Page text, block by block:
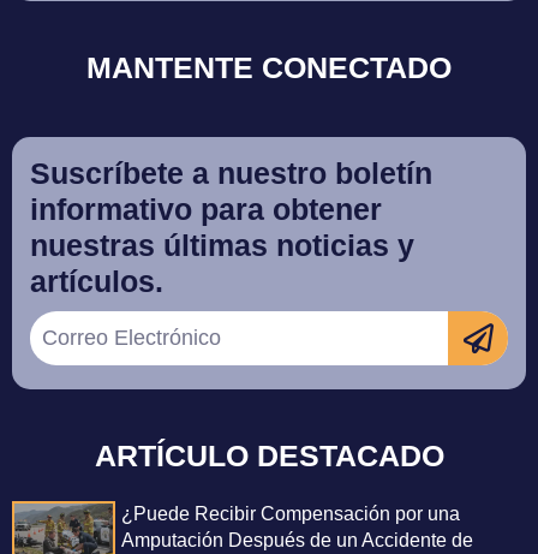
MANTENTE CONECTADO
Suscríbete a nuestro boletín
informativo para obtener
nuestras últimas noticias y
artículos.
ARTÍCULO DESTACADO
¿Puede Recibir Compensación por una
Amputación Después de un Accidente de